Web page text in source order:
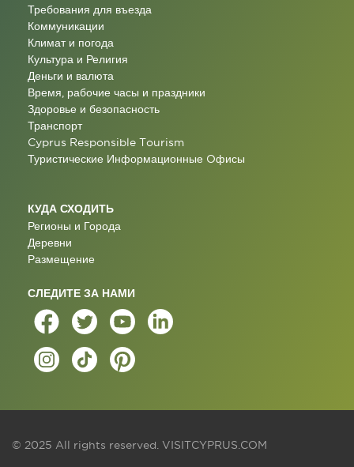
Требования для въезда
Коммуникации
Климат и погода
Культура и Религия
Деньги и валюта
Время, рабочие часы и праздники
Здоровье и безопасность
Транспорт
Cyprus Responsible Tourism
Туристические Информационные Oфисы
КУДА СХОДИТЬ
Регионы и Города
Деревни
Размещение
СЛЕДИТЕ ЗА НАМИ
© 2025 All rights reserved. VISITCYPRUS.COM